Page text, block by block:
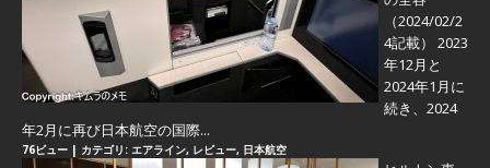
（2024/02/2
4記載） 2023
年12月と
2024年1月に
続き、2024
年2月に再び日本航空の国際...
76ビュー | カテゴリ: エアライン, レビュー, 日本航空